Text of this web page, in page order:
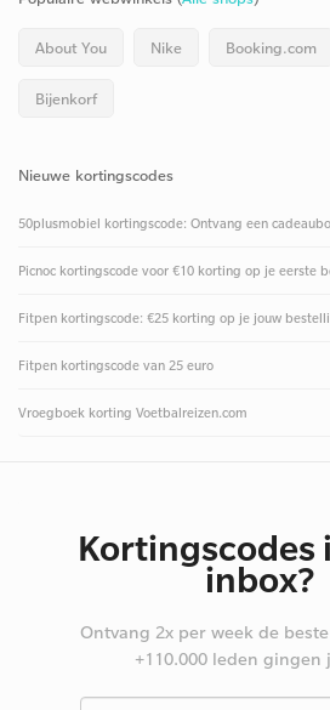
About You Nike Booking.com
Bijenkorf
Nieuwe kortingscodes
50plusmobiel kortingscode: Ontvang een
Picnoc kortingscode voor €10 korting op je eerste
Fitpen kortingscode: €25 korting op je jouw
Fitpen kortingscode van 25 euro
Vroegboek korting Voetbalreizen.com
Kortingscodes
inbox?
Ontvang 2x per week de
+110.000 leden gingen